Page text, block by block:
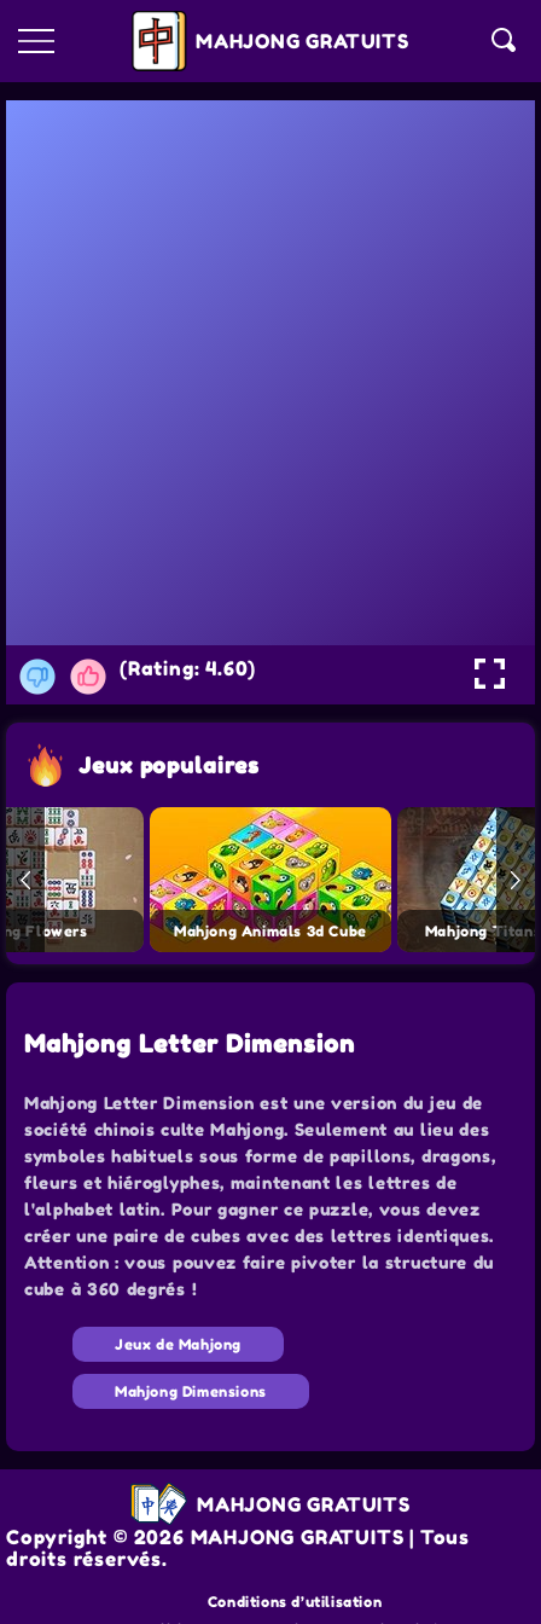
MAHJONG GRATUITS
(Rating: 4.60)
Jeux populaires
Flowers Mahjong Animals 3d Cube Mahjong
Mahjong Letter Dimension
Mahjong Letter Dimension est une version du jeu de
société chinois culte Mahjong. Seulement au lieu des
symboles habituels sous forme de papillons, dragons,
fleurs et hiéroglyphes, maintenant les lettres de
l'alphabet latin. Pour gagner ce puzzle, vous devez
créer une paire de cubes avec des lettres identiques.
Attention : vous pouvez faire pivoter la structure du
cube à 360 degrés !
Jeux de Mahjong
Mahjong Dimensions
MAHJONG GRATUITS
Copyright © 2026 MAHJONG GRATUITS | Tous
droits réservés.
Conditions d’utilisation